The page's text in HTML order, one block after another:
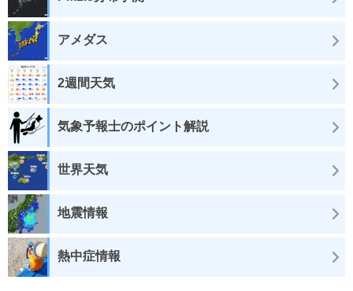
アメダス
2週間天気
気象予報士のポイント解説
世界天気
地震情報
熱中症情報